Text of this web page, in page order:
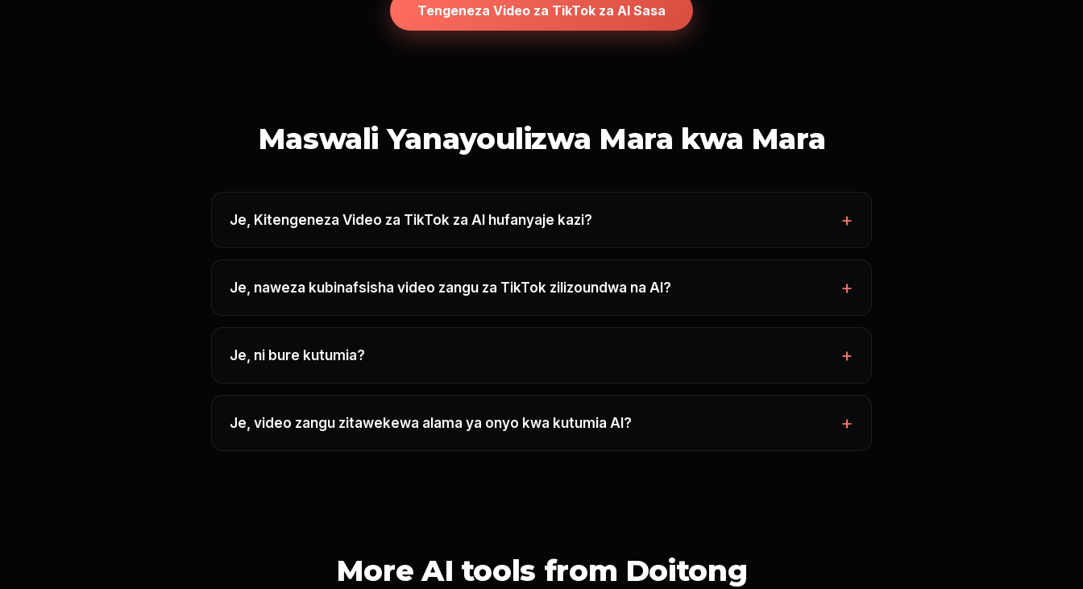
Tengeneza Video za TikTok za AI Sasa
Maswali Yanayoulizwa Mara kwa Mara
Je, Kitengeneza Video za TikTok za AI hufanyaje kazi?
Je, naweza kubinafsisha video zangu za TikTok zilizoundwa na AI?
Je, ni bure kutumia?
Je, video zangu zitawekewa alama ya onyo kwa kutumia AI?
More AI tools from Doitong